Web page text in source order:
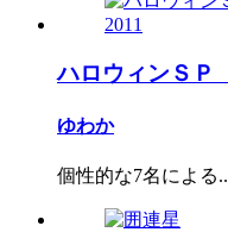
ハロウィンＳ
ゆわか
個性的な7名による